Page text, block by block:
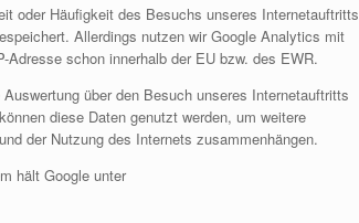
oder Häufigkeit des Besuchs unseres
Allerdings nutzen wir Google Analytics mit
schon innerhalb der EU bzw. des EWR.
über den Besuch unseres Internetauftritts
diese Daten genutzt werden, um weitere
der Nutzung des Internets zusammenhängen.
hält Google unter